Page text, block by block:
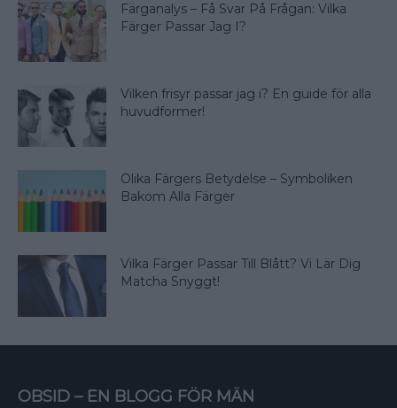
Färganalys – Få Svar På Frågan: Vilka
Färger Passar Jag I?
Vilken frisyr passar jag i? En guide för alla
huvudformer!
Olika Färgers Betydelse – Symboliken
Bakom Alla Färger
Vilka Färger Passar Till Blått? Vi Lär Dig
Matcha Snyggt!
OBSID – EN BLOGG FÖR MÄN